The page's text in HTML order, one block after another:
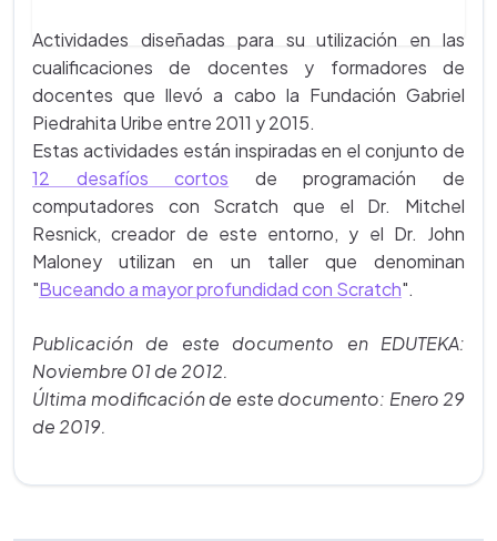
Actividades diseñadas para su utilización en las
cualificaciones de docentes y formadores de
docentes que llevó a cabo la Fundación Gabriel
Piedrahita Uribe entre 2011 y 2015.
Estas actividades están inspiradas en el conjunto de
12 desafíos cortos de programación de
computadores con Scratch que el Dr. Mitchel
Resnick, creador de este entorno, y el Dr. John
Maloney utilizan en un taller que denominan
"Buceando a mayor profundidad con Scratch".
Publicación de este documento en EDUTEKA:
Noviembre 01 de 2012.
Última modificación de este documento: Enero 29
de 2019.